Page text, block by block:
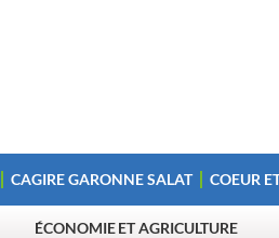
CAGIRE GARONNE SALAT COEUR
ÉCONOMIE ET AGRICULTURE